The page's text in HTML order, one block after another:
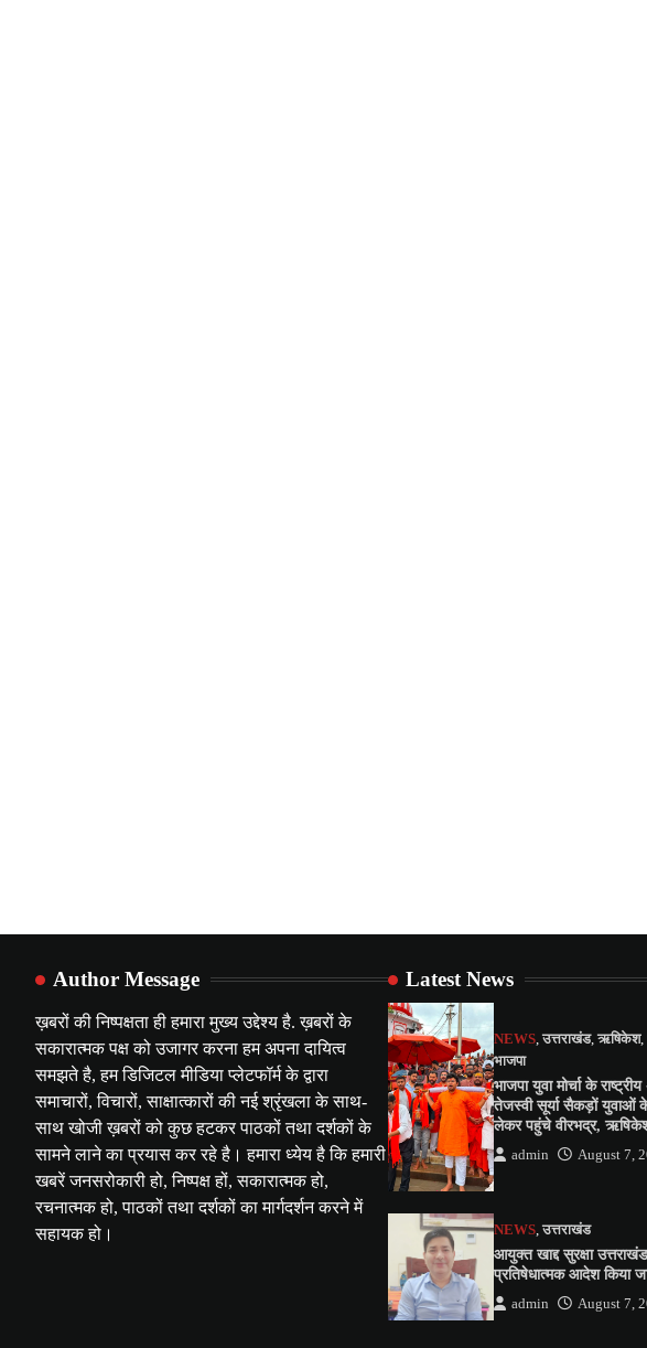
Author Message
ख़बरों की निष्पक्षता ही हमारा मुख्य उद्देश्य है. ख़बरों के
सकारात्मक पक्ष को उजागर करना हम अपना दायित्व
समझते है, हम डिजिटल मीडिया प्लेटफॉर्म के द्वारा
समाचारों, विचारों, साक्षात्कारों की नई श्रृंखला के साथ-
साथ खोजी ख़बरों को कुछ हटकर पाठकों तथा दर्शकों के
सामने लाने का प्रयास कर रहे है। हमारा ध्येय है कि हमारी
खबरें जनसरोकारी हो, निष्पक्ष हों, सकारात्मक हो,
रचनात्मक हो, पाठकों तथा दर्शकों का मार्गदर्शन करने में
सहायक हो।
Latest News
NEWS उत्तराखंड, ऋषिकेश,
भाजपा
भाजपा युवा मोर्चा के
तेजस्वी सूर्या सैकड़ों युवाओं
लेकर पहुंचे वीरभद्र,
admin August 7,
NEWS उत्तराखंड
आयुक्त खाद्द सुरक्षा
प्रतिषेधात्मक आदेश किया
admin August 7,